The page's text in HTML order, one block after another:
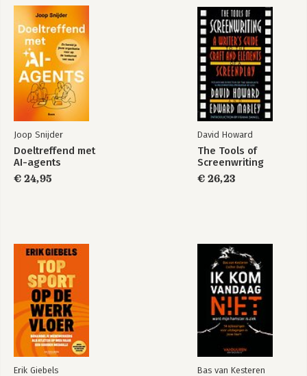
Bekijk alle boeken
10. Nog meer ellende
11. Von Manstein's Damage Control Matrix
Intermezzo 3
12. Kwellingen
13. The Gap Game
14. Per ongeluk
Intermezzo 4
15. Repeterende prut
16. Kwalen
17. Final breakdown
Leesmij.txt
Joop Snijder
Doeltreffend met
AI-agents
€ 24,95
David Howard
The Tools of
Screenwriting
€ 26,23
Erik Giebels Bas van Kesteren